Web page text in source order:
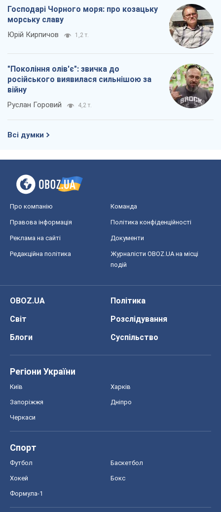
Господарі Чорного моря: про козацьку
морську славу
Юрій Кирпичов 1,2 т.
"Покоління олів'є": звичка до
російського виявилася сильнішою за
війну
Руслан Горовий 4,2 т.
Всі думки
Про компанію Команда
Правова інформація Політика конфіденційності
Реклама на сайті Документи
Редакційна політика
Журналісти OBOZ.UA на місці
подій
OBOZ.UA
Політика
Світ
Розслідування
Блоги
Суспільство
Регіони України
Київ Харків
Запоріжжя Дніпро
Черкаси
Спорт
Футбол Баскетбол
Хокей Бокс
Формула-1